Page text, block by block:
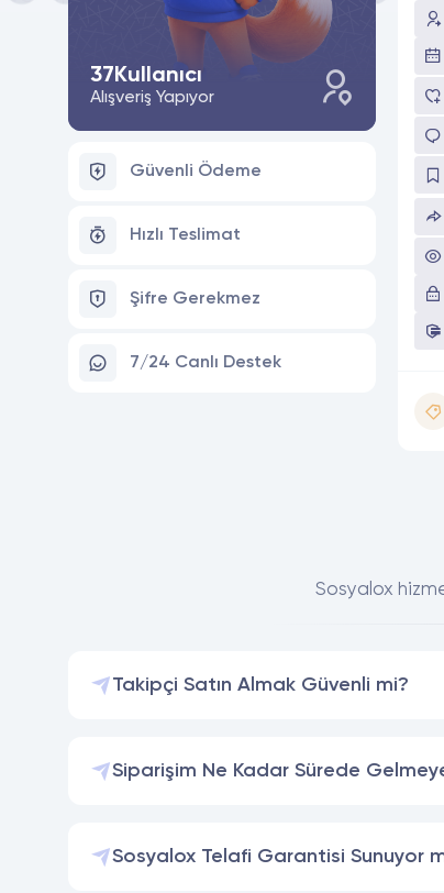
37Kullanıcı
Alışveriş Yapıyor
Güvenli Ödeme
Hızlı Teslimat
Şifre Gerekmez
7/24 Canlı Destek
Sosyalox
Takipçi Satın Almak Güvenli mi?
Siparişim Ne Kadar Sürede
Sosyalox Telafi Garantisi Sunuyor